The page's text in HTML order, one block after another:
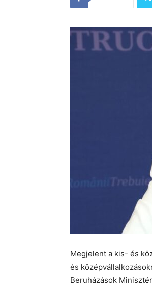
Megjelent a kis- és
és
Beruházások